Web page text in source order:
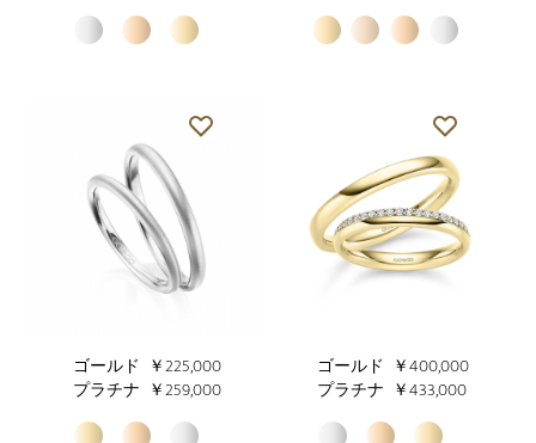
ゴールド ￥225,000
プラチナ ￥259,000
ゴールド ￥400,000
プラチナ ￥433,000